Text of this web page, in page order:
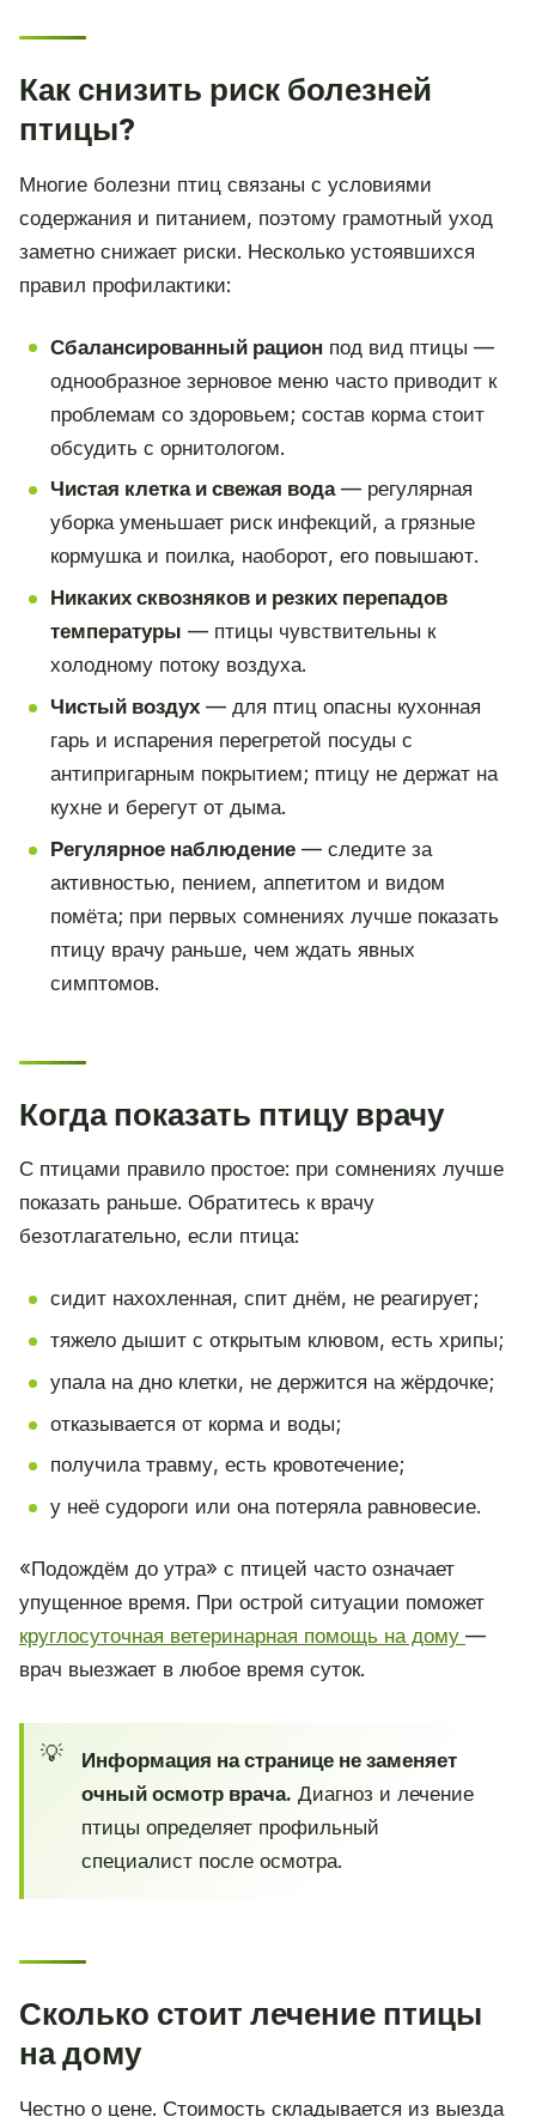
Как снизить риск болезней
птицы?
Многие болезни птиц связаны с условиями
содержания и питанием, поэтому грамотный уход
заметно снижает риски. Несколько устоявшихся
правил профилактики:
Сбалансированный рацион под вид птицы —
однообразное зерновое меню часто приводит к
проблемам со здоровьем; состав корма стоит
обсудить с орнитологом.
Чистая клетка и свежая вода— регулярная
уборка уменьшает риск инфекций, а грязные
кормушка и поилка, наоборот, его повышают.
Никаких сквозняков и резких перепадов
температуры — птицы чувствительны к
холодному потоку воздуха.
Чистый воздух— для птиц опасны кухонная
гарь и испарения перегретой посуды с
антипригарным покрытием; птицу не держат на
кухне и берегут от дыма.
Регулярное наблюдение— следите за
активностью, пением, аппетитом и видом
помёта; при первых сомнениях лучше показать
птицу врачу раньше, чем ждать явных
симптомов.
Когда показать птицу врачу
С птицами правило простое: при сомнениях лучше
показать раньше. Обратитесь к врачу
безотлагательно, если птица:
сидит нахохленная, спит днём, не реагирует;
тяжело дышит с открытым клювом, есть хрипы;
упала на дно клетки, не держится на жёрдочке;
отказывается от корма и воды;
получила травму, есть кровотечение;
у неё судороги или она потеряла равновесие.
«Подождём до утра» с птицей часто означает
упущенное время. При острой ситуации поможет
круглосуточная ветеринарная помощь на дому —
врач выезжает в любое время суток.
Информация на странице не заменяет
очный осмотр врача. Диагноз и лечение
птицы определяет профильный
специалист после осмотра.
Сколько стоит лечение птицы
на дому
Честно о цене. Стоимость складывается из выезда